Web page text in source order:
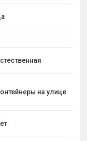
на улице